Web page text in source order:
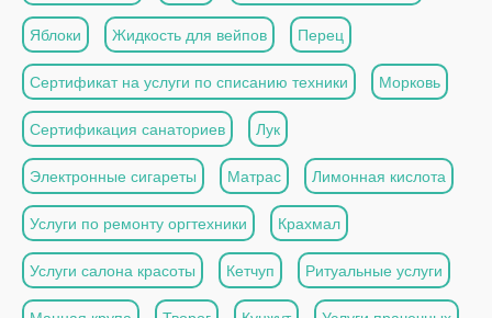
Яблоки Жидкость для вейпов Перец
Сертификат на услуги по списанию техники Морковь
Сертификация санаториев Лук
Электронные сигареты Матрас Лимонная кислота
Услуги по ремонту оргтехники Крахмал
Услуги салона красоты Кетчуп Ритуальные услуги